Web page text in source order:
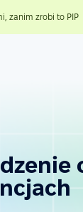
zanim zrobi to PIP